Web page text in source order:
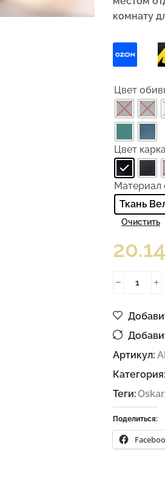
комнату
Цвет
Цвет
Материал
Ткань
Очистить
Артикул:
Категория:
Теги:Oskar
Поделиться: